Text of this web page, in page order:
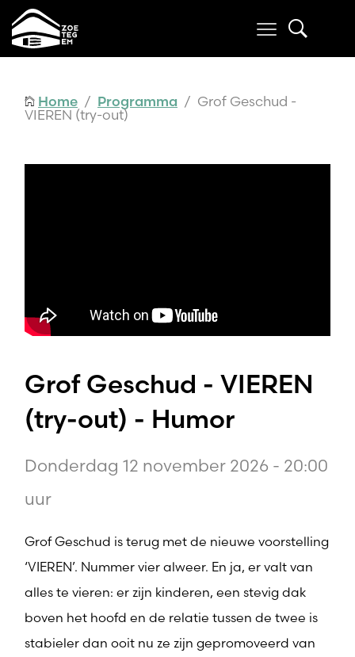
Home / Programma / Grof Geschud -
VIEREN (try-out)
Grof Geschud - VIEREN
(try-out) - Humor
Donderdag 12 november 2026 - 20:00
uur
Grof Geschud is terug met de nieuwe voorstelling
‘VIEREN’. Nummer vier alweer. En ja, er valt van
alles te vieren: er zijn kinderen, een stevig dak
boven het hoofd en de relatie tussen de twee is
stabieler dan ooit nu ze zijn gepromoveerd van